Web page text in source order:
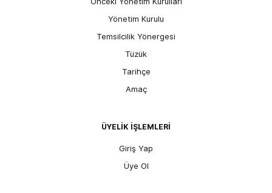
Yönetim Kurulu
Temsilcilik Yönergesi
Tüzük
Tarihçe
Amaç
ÜYELİK İŞLEMLERİ
Giriş Yap
Üye Ol